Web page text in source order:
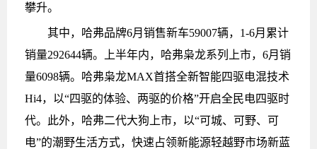
攀升。
其中，哈弗品牌6月销售新车59007辆，1-6月累计
销量292644辆。上半年内，哈弗枭龙系列上市，6月销
量6098辆。哈弗枭龙MAX首搭全新智能四驱电混技术
Hi4，以“四驱的体验、两驱的价格”开启全民电四驱时
代。此外，哈弗二代大狗上市，以“可城、可野、可
电”的潮野生活方式，快速占领新能源轻越野市场新蓝